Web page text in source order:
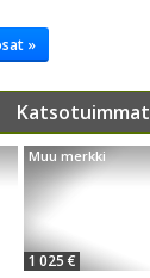
»
Katsotuimmat
Muu merkki
1 025 €